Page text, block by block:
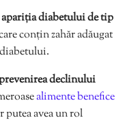
diabetului de tip
conțin zahăr adăugat
declinului
alimente benefice
putea avea un rol